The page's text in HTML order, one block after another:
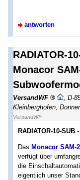
antworten
RADIATOR-
Monacor
VersandWF
D-
Kleinberghofen
VersandWF
RADIATOR-10-
Das Monacor SAM-2
verfügt über
die
eigentlich unser